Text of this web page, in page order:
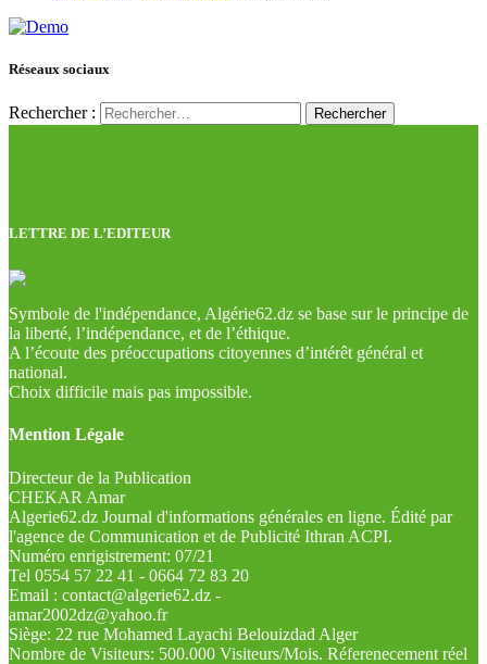
Réseaux sociaux
Rechercher :
LETTRE DE L’EDITEUR
Symbole de l'indépendance, Algérie62.dz se base sur le principe de
la liberté, l’indépendance, et de l’éthique.
A l’écoute des préoccupations citoyennes d’intérêt général et
national.
Choix difficile mais pas impossible.
Mention Légale
Directeur de la Publication
CHEKAR Amar
Algerie62.dz Journal d'informations générales en ligne. Édité par
l'agence de Communication et de Publicité Ithran ACPI.
Numéro enrigistrement: 07/21
Tel 0554 57 22 41 - 0664 72 83 20
Email : contact@algerie62.dz -
amar2002dz@yahoo.fr
Siège: 22 rue Mohamed Layachi Belouizdad Alger
Nombre de Visiteurs: 500.000 Visiteurs/Mois. Réferenecement réel